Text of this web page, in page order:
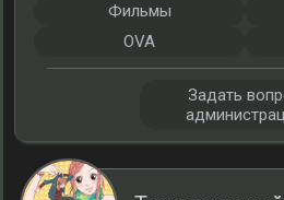
Фильмы
OVA
Задать